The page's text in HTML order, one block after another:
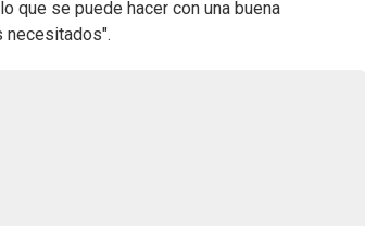
que se puede hacer con una buena
necesitados".